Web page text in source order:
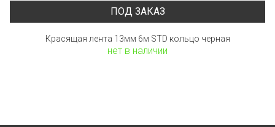
ПОД ЗАКАЗ
Красящая лента 13мм 6м STD кольцо черная
нет в наличии